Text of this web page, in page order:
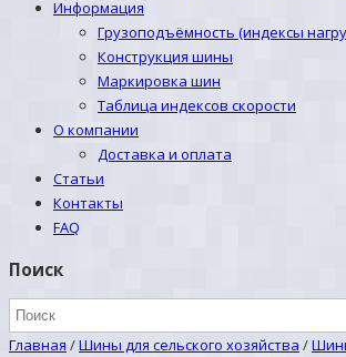
Информация
Грузоподъёмность (индексы
Конструкция шины
Маркировка шин
Таблица индексов скорости
О компании
Доставка и оплата
Статьи
Контакты
FAQ
Поиск
Главная /Шины для сельского хозяйства /